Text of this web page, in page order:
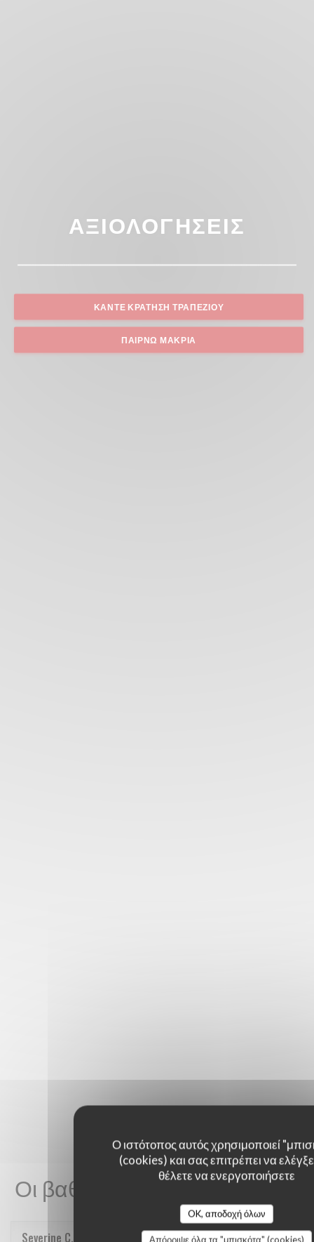
Ο ιστότοπος αυτός χρησιμοποιεί
(cookies) και σας επιτρέπει να
θέλετε να ενεργοποιήσετε
OK, αποδοχή όλων
Απόρριψε όλα τα "μπισκότα" (cookies)
ΑΞΙΟΛΟΓΉΣΕΙΣ
ΚΆΝΤΕ ΚΡΆΤΗΣΗ ΤΡΑΠΕΖΙΟΎ
ΠΑΊΡΝΩ ΜΑΚΡΙΆ
Οι βαθμολογίες πελατών μας
Severine C